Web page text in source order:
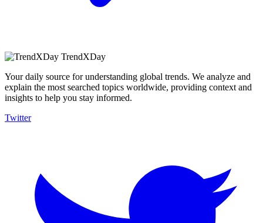
TrendXDay
Your daily source for understanding global trends. We analyze and
explain the most searched topics worldwide, providing context and
insights to help you stay informed.
Twitter